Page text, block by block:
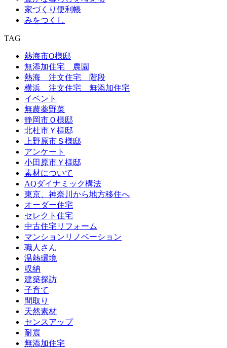
家づくり便利帳
みをつくし
TAG
熱海市O様邸
無添加住宅 農園
熱海 注文住宅 階段
横浜 注文住宅 無添加住宅
イベント
無農薬野菜
静岡市Ｏ様邸
北杜市Ｙ様邸
上野原市Ｓ様邸
アンケート
小田原市Ｙ様邸
素材について
AQダイナミック構法
東京、神奈川から地方移住へ
オーダー住宅
セレクト住宅
中古住宅リフォーム
マンションリノベーション
職人さん
温熱環境
収納
建築探訪
子育て
間取り
天然素材
センスアップ
耐震
無添加住宅